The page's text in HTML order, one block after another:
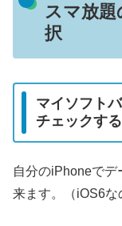
スマ放
択
マイソフト
チェックする
自分のiPhoneでデ
来ます。（iOS6な